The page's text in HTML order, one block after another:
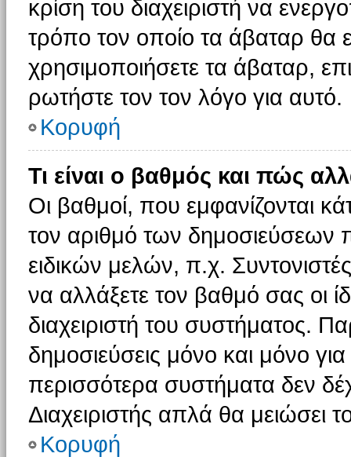
κρίση του διαχειριστή να
τρόπο τον οποίο τα άβαταρ θα
χρησιμοποιήσετε τα άβαταρ,
ρωτήστε τον τον λόγο για αυτό.
Κορυφή
Τι είναι ο βαθμός και πώς
Οι βαθμοί, που εμφανίζονται
τον αριθμό των δημοσιεύσεων
ειδικών μελών, π.χ.
να αλλάξετε τον βαθμό σας οι
διαχειριστή του συστήματος.
δημοσιεύσεις μόνο και μόνο
περισσότερα συστήματα δεν
Διαχειριστής απλά θα μειώσει
Κορυφή